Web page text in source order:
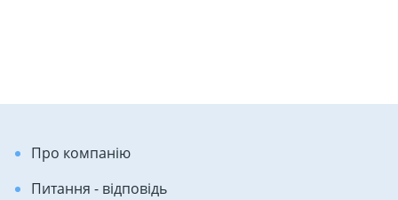
Про компанію
Питання - відповідь